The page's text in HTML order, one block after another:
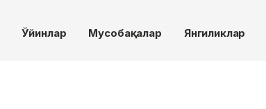
Ўйинлар Мусобақалар Янгиликлар